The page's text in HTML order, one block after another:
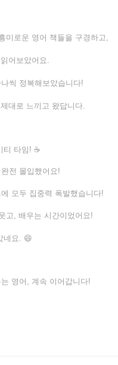
미로운 영어 책들을 구경하고,
어보았어요.
씩 정복해보았습니다!
대로 느끼고 왔답니다.
티 타임! ☕
전 몰입했어요!
모두 집중력 폭발했습니다!
고, 배우는 시간이었어요!
네요. 😄
영어, 계속 이어갑니다!